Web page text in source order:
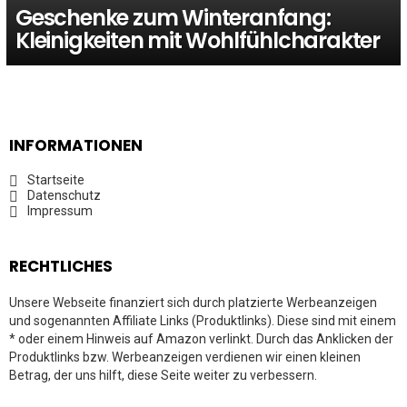
Geschenke zum Winteranfang:
Kleinigkeiten mit Wohlfühlcharakter
INFORMATIONEN
Startseite
Datenschutz
Impressum
RECHTLICHES
Unsere Webseite finanziert sich durch platzierte Werbeanzeigen
und sogenannten Affiliate Links (Produktlinks). Diese sind mit einem
* oder einem Hinweis auf Amazon verlinkt. Durch das Anklicken der
Produktlinks bzw. Werbeanzeigen verdienen wir einen kleinen
Betrag, der uns hilft, diese Seite weiter zu verbessern.